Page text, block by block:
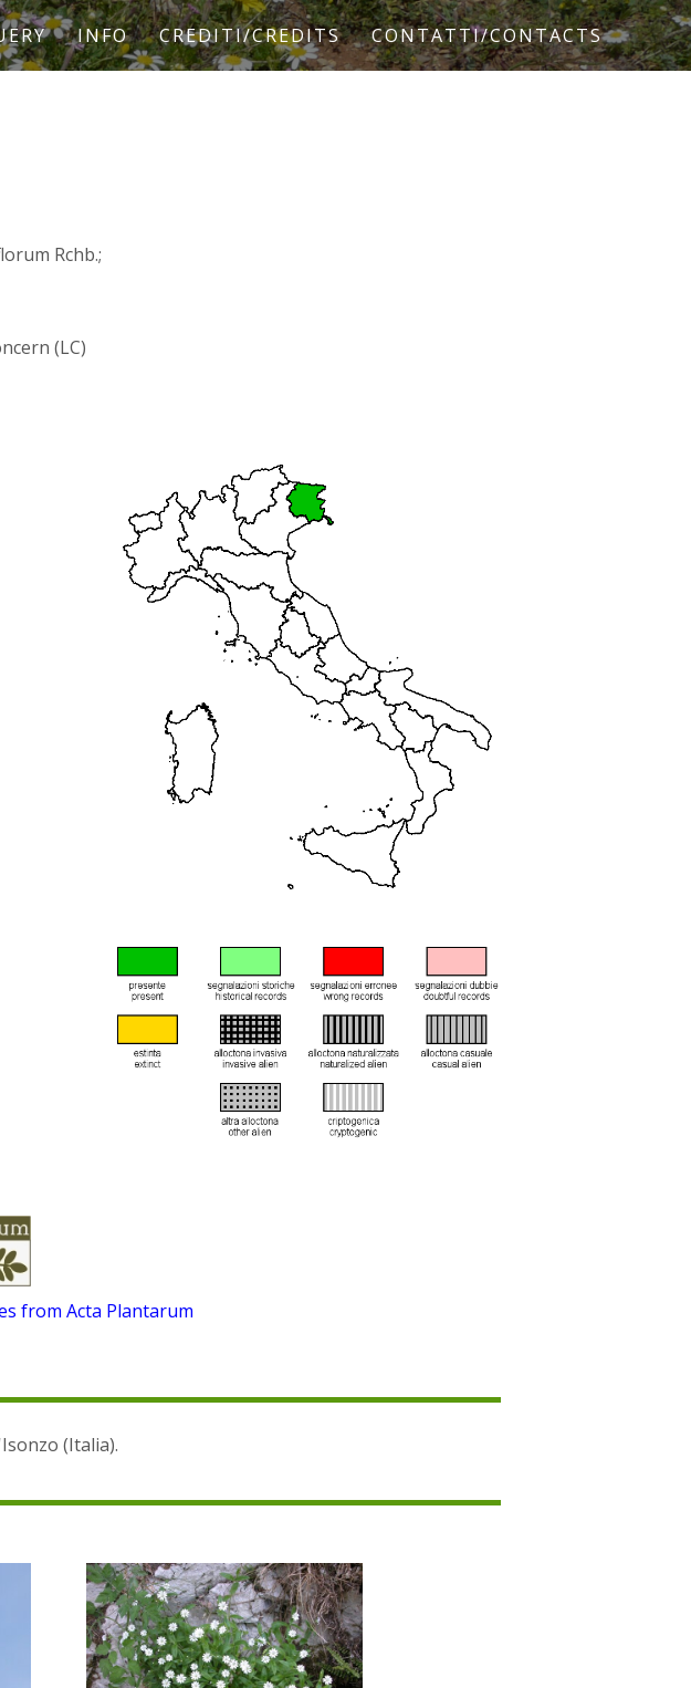
INFO CREDITI/CREDITS CONTATTI/CONTACTS
Rchb.;
(LC)
from Acta Plantarum
(Italia).